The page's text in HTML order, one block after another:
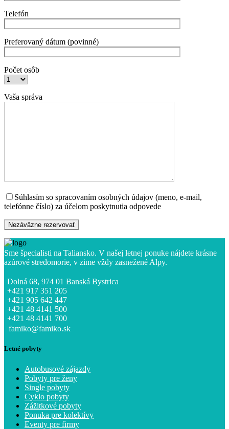
Telefón
Preferovaný dátum (povinné)
Počet osôb
Vaša správa
Súhlasím so spracovaním osobných údajov (meno, e-mail,
telefónne číslo) za účelom poskytnutia odpovede
Sme špecialisti na Taliansko. V našej letnej ponuke nájdete krásne
azúrové stredomorie, v zime vždy zasnežené Alpy.
Dolná 68, 974 01 Banská Bystrica
+421 917 351 205
+421 905 642 447
+421 48 4141 500
+421 48 4141 700
famiko@famiko.sk
Letné pobyty
Autobusové zájazdy
Pobyty pre ženy
Single pobyty
Cyklo pobyty
Zážitkové pobyty
Ponuka pre kolektívy
Eventy pre firmy